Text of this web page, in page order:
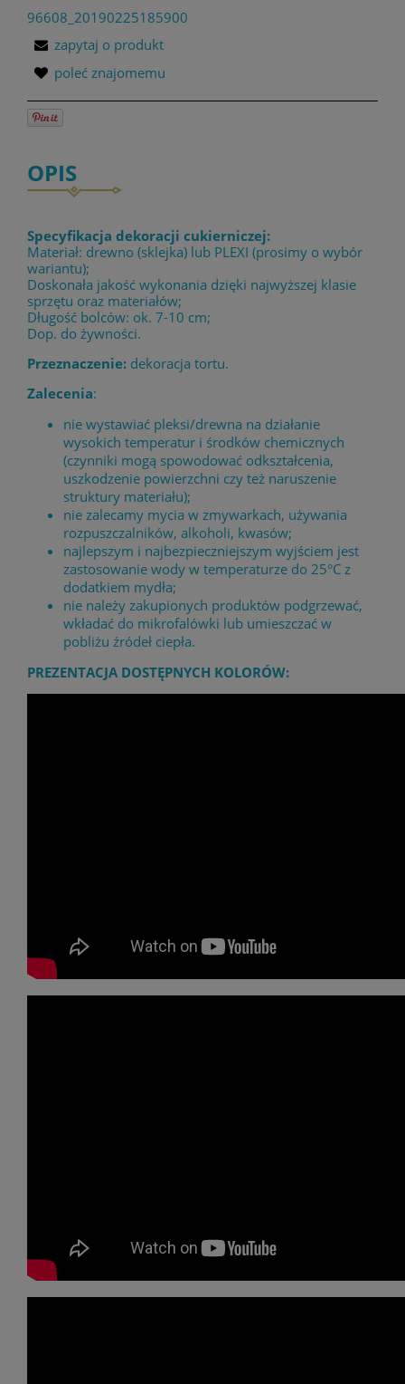
96608_20190225185900
zapytaj o produkt
poleć znajomemu
OPIS
Specyfikacja dekoracji cukierniczej:
Materiał: drewno (sklejka) lub PLEXI (prosimy o wybór
wariantu);
Doskonała jakość wykonania dzięki najwyższej klasie
sprzętu oraz materiałów;
Długość bolców: ok. 7-10 cm;
Dop. do żywności.
Przeznaczenie: dekoracja tortu.
Zalecenia:
nie wystawiać pleksi/drewna na działanie
wysokich temperatur i środków chemicznych
(czynniki mogą spowodować odkształcenia,
uszkodzenie powierzchni czy też naruszenie
struktury materiału);
nie zalecamy mycia w zmywarkach, używania
rozpuszczalników, alkoholi, kwasów;
najlepszym i najbezpieczniejszym wyjściem jest
zastosowanie wody w temperaturze do 25°C z
dodatkiem mydła;
nie należy zakupionych produktów podgrzewać,
wkładać do mikrofalówki lub umieszczać w
pobliżu źródeł ciepła.
PREZENTACJA DOSTĘPNYCH KOLORÓW: